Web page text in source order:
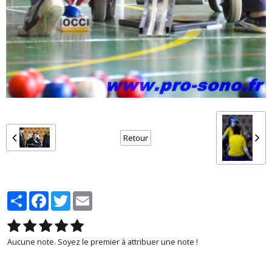
Retour
PartagerFacebook
Twitter
Aucune note. Soyez le premier à attribuer une note !